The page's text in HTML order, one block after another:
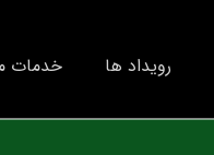
رویداد ها خدمات